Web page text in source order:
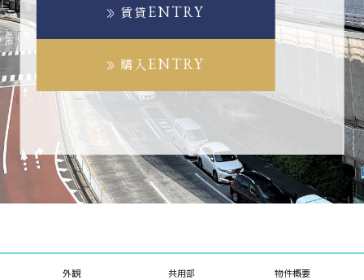
賃貸 ENTRY
購入 ENTRY
外観 共用部 物件概要